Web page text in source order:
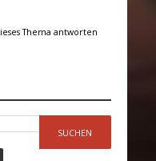
Thema antworten